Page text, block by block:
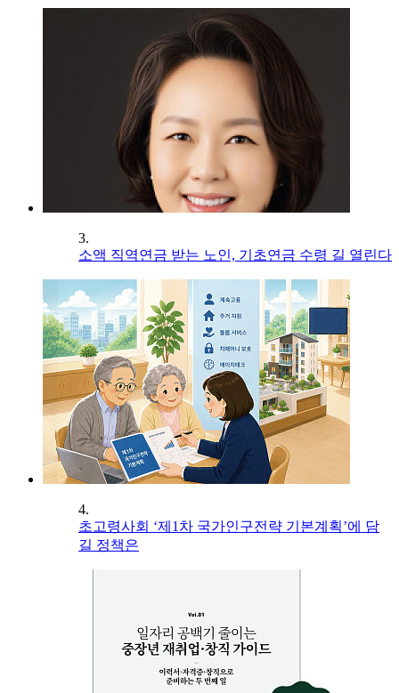
3.
소액 직역연금 받는 노인, 기초연금 수령 길 열린다
4.
초고령사회 ‘제1차 국가인구전략 기본계획’에 담
길 정책은